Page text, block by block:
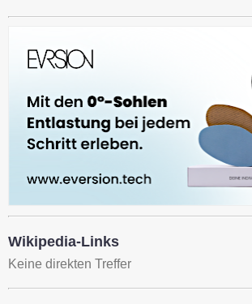
Wikipedia-Links
Keine direkten Treffer